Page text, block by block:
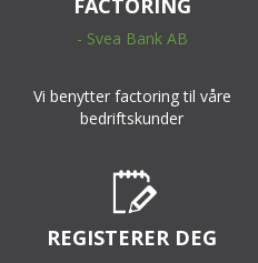
- Svea Bank AB
Vi benytter factoring til våre
bedriftskunder
REGISTERER DEG